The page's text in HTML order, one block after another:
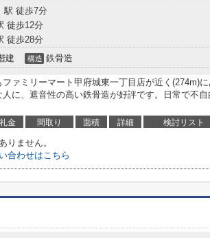
駅 徒歩7分
徒歩12分
徒歩28分
建 構造 鉄骨造
ァミリーマート甲府城東一丁目店が近く(274m)に
に、遮音性の高い鉄骨造が好評です。日常で不自
礼金 間取り 面積 詳細 検討リスト
りません。
合わせはこちら